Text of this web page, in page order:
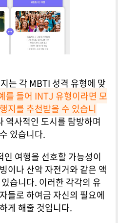
는 각 MBTI 성격 유형에 맞
를 들어 INTJ 유형이라면 모
지를 추천받을 수 있습니
역사적인 도시를 탐방하며
있습니다.
여행을 선호할 가능성이
이나 산악 자전거와 같은 액
습니다. 이러한 각각의 유
들로 하여금 자신의 필요에
게 해줄 것입니다.